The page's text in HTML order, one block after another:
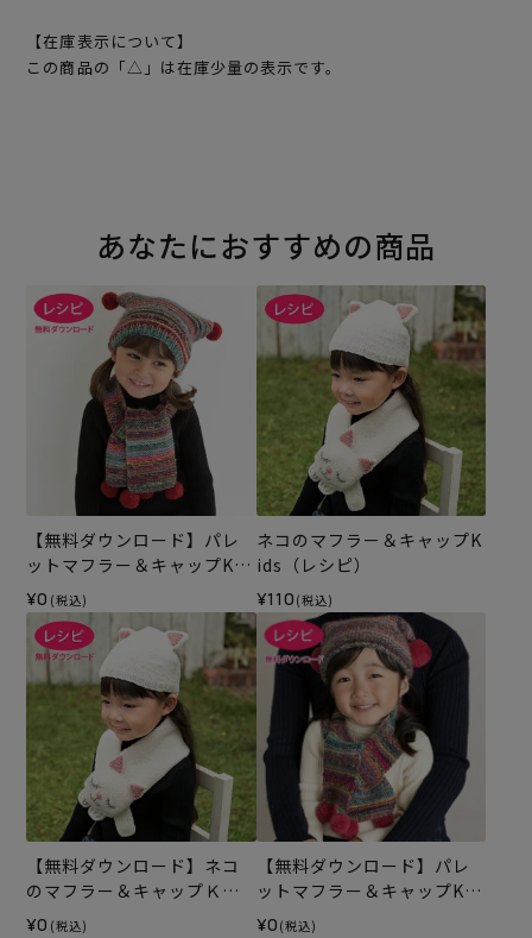
【在庫表示について】
この商品の「△」は在庫少量の表示です。
あなたにおすすめの商品
【無料ダウンロード】パレ
ットマフラー＆キャップKid
s（レシピ）
¥0 (税込)
ネコのマフラー＆キャップK
ids（レシピ）
¥110 (税込)
【無料ダウンロード】ネコ
のマフラー＆キャップＫｉ
ｄｓ（レシピ）
¥0 (税込)
【無料ダウンロード】パレ
ットマフラー＆キャップKid
sB（レシピ）
¥0 (税込)